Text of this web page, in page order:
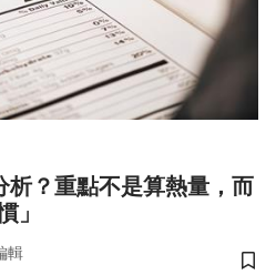
？重點不是算熱量，而
」
輯